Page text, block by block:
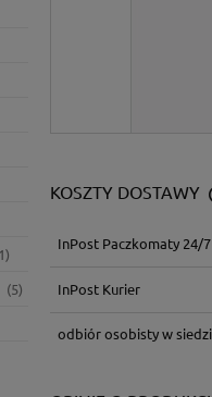
(5)
KOSZTY DOSTAWY
InPost Paczkomaty 24/7
InPost Kurier
odbiór osobisty w